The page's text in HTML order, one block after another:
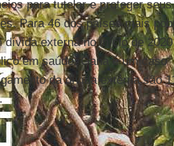
para tutelar e proteger seus
Para 46 dos países mais
externa no início de 2020
em saúde. Gana é um caso
da dívida externa são